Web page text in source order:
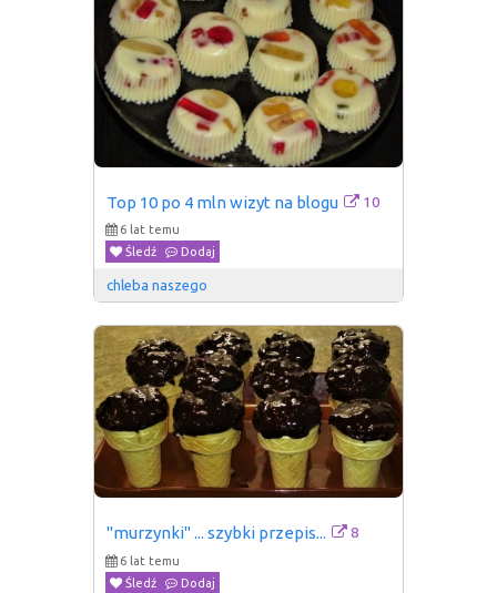
Top 10 po 4 mln wizyt na blogu 10
6 lat temu
Śledź
Dodaj
chleba naszego
"murzynki" ... szybki przepis... 8
6 lat temu
Śledź
Dodaj